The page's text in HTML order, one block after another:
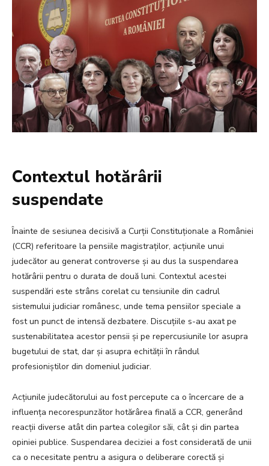
Contextul hotărârii
suspendate
Înainte de sesiunea decisivă a Curții Constituționale a României
(CCR) referitoare la pensiile magistraților, acțiunile unui
judecător au generat controverse și au dus la suspendarea
hotărârii pentru o durata de două luni. Contextul acestei
suspendări este strâns corelat cu tensiunile din cadrul
sistemului judiciar românesc, unde tema pensiilor speciale a
fost un punct de intensă dezbatere. Discuțiile s-au axat pe
sustenabilitatea acestor pensii și pe repercusiunile lor asupra
bugetului de stat, dar și asupra echității în rândul
profesioniștilor din domeniul judiciar.
Acțiunile judecătorului au fost percepute ca o încercare de a
influența necorespunzător hotărârea finală a CCR, generând
reacții diverse atât din partea colegilor săi, cât și din partea
opiniei publice. Suspendarea deciziei a fost considerată de unii
ca o necesitate pentru a asigura o deliberare corectă și